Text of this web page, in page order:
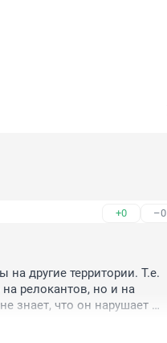
+0 –0
на другие территории. Т.е.
релокантов, но и на
знает, что он нарушает